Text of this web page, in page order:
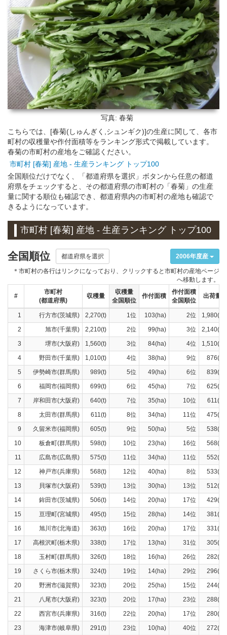
写真: 春菊
こちらでは、[春菊(しゅんぎく,シュンギク)]の生産に関して、各市
町村の収穫量や作付面積等をランキング形式で掲載しています。
春菊の市町村の産地をご確認ください。
市町村 [春菊] 産地 - 生産ランキング トップ100
全国順位だけでなく、「都道府県を選択」ボタンから任意の都道
府県をチェックすると、その都道府県の市町村の「春菊」の生産
量に関する順位も確認でき、都道府県内の市町村の産地も確認で
きるようになっています。
市町村 [春菊] 産地 - 生産ランキング トップ100
全国順位 都道府県を選択 2006年度産
＊市町村の各行はリンクになっており、クリックすると市町村の産地ページ
へ移動します。
#
市町村
(都道府県)
収穫量
収穫量
全国順位
作付面積
作付面積
全国順位
出荷量
1 行方市(茨城県) 2,270(t) 1位 103(ha) 2位
1,980(t)
2
旭市(千葉県) 2,210(t) 2位 99(ha) 3位
2,140(t)
3
堺市(大阪府) 1,560(t) 3位 84(ha) 4位
1,510(t)
4
野田市(千葉県) 1,010(t) 4位 38(ha) 9位
876(t)
5
伊勢崎市(群馬県) 989(t) 5位 49(ha) 6位
839(t)
6
福岡市(福岡県) 699(t) 6位 45(ha) 7位
625(t)
7
岸和田市(大阪府) 640(t) 7位 35(ha) 10位
611(t)
8
太田市(群馬県) 611(t) 8位 34(ha) 11位
475(t)
9
久留米市(福岡県) 605(t) 9位 50(ha) 5位
538(t)
10
板倉町(群馬県) 598(t) 10位 23(ha) 16位
568(t)
11
広島市(広島県) 575(t) 11位 34(ha) 11位
552(t)
12
神戸市(兵庫県) 568(t) 12位 40(ha) 8位
533(t)
13
貝塚市(大阪府) 539(t) 13位 30(ha) 13位
512(t)
14
鉾田市(茨城県) 506(t) 14位 20(ha) 17位
429(t)
15
亘理町(宮城県) 495(t) 15位 28(ha) 14位
381(t)
16
旭川市(北海道) 363(t) 16位 20(ha) 17位
331(t)
17
高根沢町(栃木県) 338(t) 17位 13(ha) 31位
305(t)
18
玉村町(群馬県) 326(t) 18位 16(ha) 26位
282(t)
19
さくら市(栃木県) 324(t) 19位 14(ha) 29位
296(t)
20
野洲市(滋賀県) 323(t) 20位 25(ha) 15位
244(t)
21
八尾市(大阪府) 323(t) 20位 17(ha) 23位
288(t)
22
西宮市(兵庫県) 316(t) 22位 20(ha) 17位
280(t)
23
海津市(岐阜県) 291(t) 23位 10(ha) 40位
272(t)